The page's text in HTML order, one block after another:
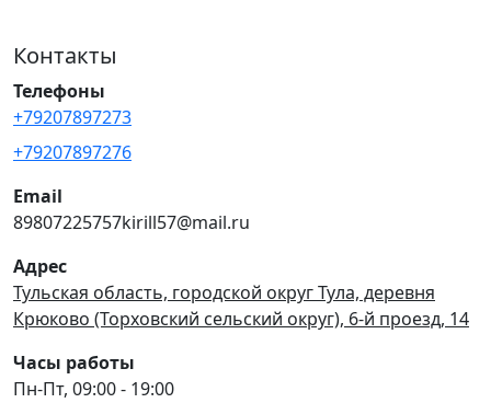
Контакты
Телефоны
+79207897273
+79207897276
Email
89807225757kirill57@mail.ru
Адрес
Тульская область, городской округ Тула, деревня
Крюково (Торховский сельский округ), 6-й проезд, 14
Часы работы
Пн-Пт, 09:00 - 19:00